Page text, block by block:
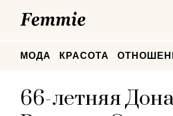
МОДА КРАСОТА
66-летняя